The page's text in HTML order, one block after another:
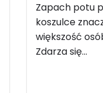
Zapach potu
koszulce
większość
Zdarza się...